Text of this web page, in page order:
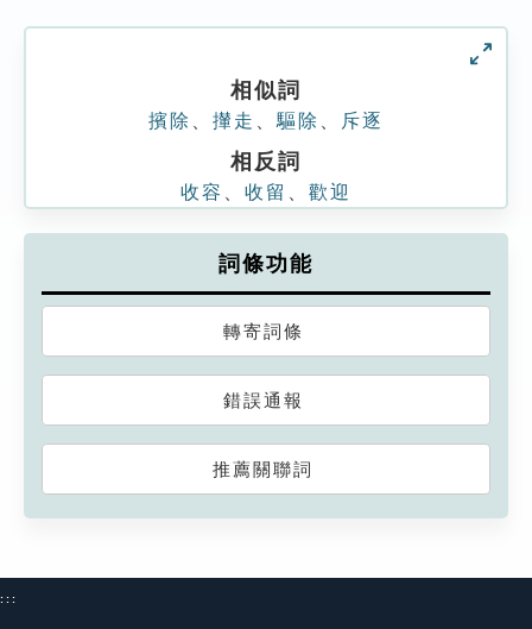
相似詞
擯除 攆走 驅除 斥逐
相反詞
收容 收留 歡迎
詞條功能
轉寄詞條
錯誤通報
推薦關聯詞
:::